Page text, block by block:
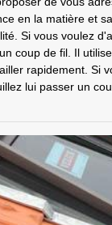
en la matière et
Si vous voulez
coup de fil. Il
rapidement. Si
lui passer un